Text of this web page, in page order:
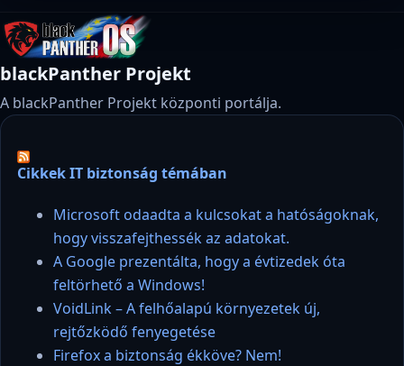
blackPanther Projekt
A blackPanther Projekt központi portálja.
Cikkek IT biztonság témában
Microsoft odaadta a kulcsokat a hatóságoknak,
hogy visszafejthessék az adatokat.
A Google prezentálta, hogy a évtizedek óta
feltörhető a Windows!
VoidLink – A felhőalapú környezetek új,
rejtőzködő fenyegetése
Firefox a biztonság ékköve? Nem!